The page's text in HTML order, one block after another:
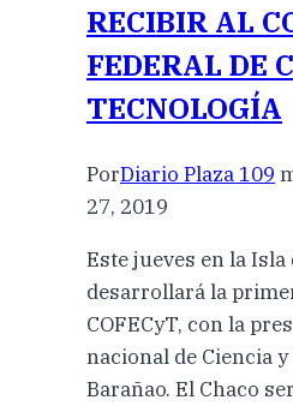
RECIBIR AL
FEDERAL DE
TECNOLOGÍA
PorDiario Plaza 109
27, 2019
Este jueves en la
desarrollará la
COFECyT, con la
nacional de Ciencia
Barañao. El Chaco